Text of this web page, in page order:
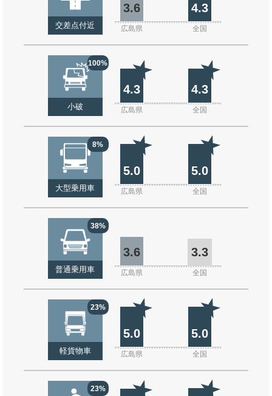
交差点付近
3.6 4.3
広島県 全国
100%
小破
4.3 4.3
広島県 全国
8%
大型乗用車
5.0 5.0
広島県 全国
38%
普通乗用車
3.6 3.3
広島県 全国
23%
軽貨物車
5.0 5.0
広島県 全国
23%